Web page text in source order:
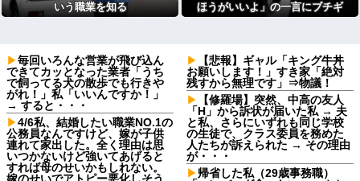
いう職業を知る
ほうがいいよ」の一言にブチギ
毎回いろんな営業が飛び込ん
できてカッとなった業者「うち
で飼ってる犬の散歩でも行きや
がれ！」私「いいんですか！」
→ すると・・・
4/6私、結婚したい職業NO.1の
公務員なんですけど、嫁が子供
連れて家出した。全く理由は思
いつかないけど強いてあげると
すれば母のせいかもしれない。
【悲報】ギャル「キング牛丼
お願いします！」すき家「絶対
残すから無理です」⇒物議！
【修羅場】突然、中高の友人
「H」から訴状が届いた私 → 夫
と私、さらにいずれも同じ学校
の生徒で、クラス委員を務めた
人たちが訴えられた → その理由
が・・・
帰省した私（29歳事務職）